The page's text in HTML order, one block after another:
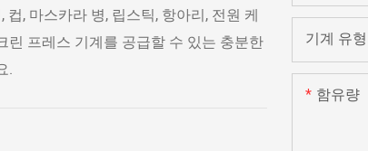
, 마스카라 병, 립스틱, 항아리, 전원 케
린 프레스 기계를 공급할 수 있는 충분한
.
기계 유형
함유량